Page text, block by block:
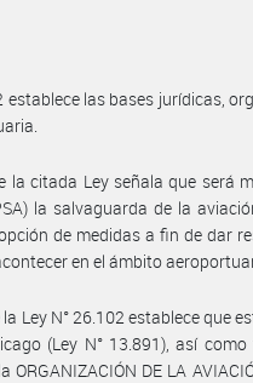
establece las bases jurídicas,
la citada Ley señala que será
la salvaguarda de la
de medidas a fin de dar
en el ámbito
Ley N° 26.102 establece que
(Ley N° 13.891), así
DE LA